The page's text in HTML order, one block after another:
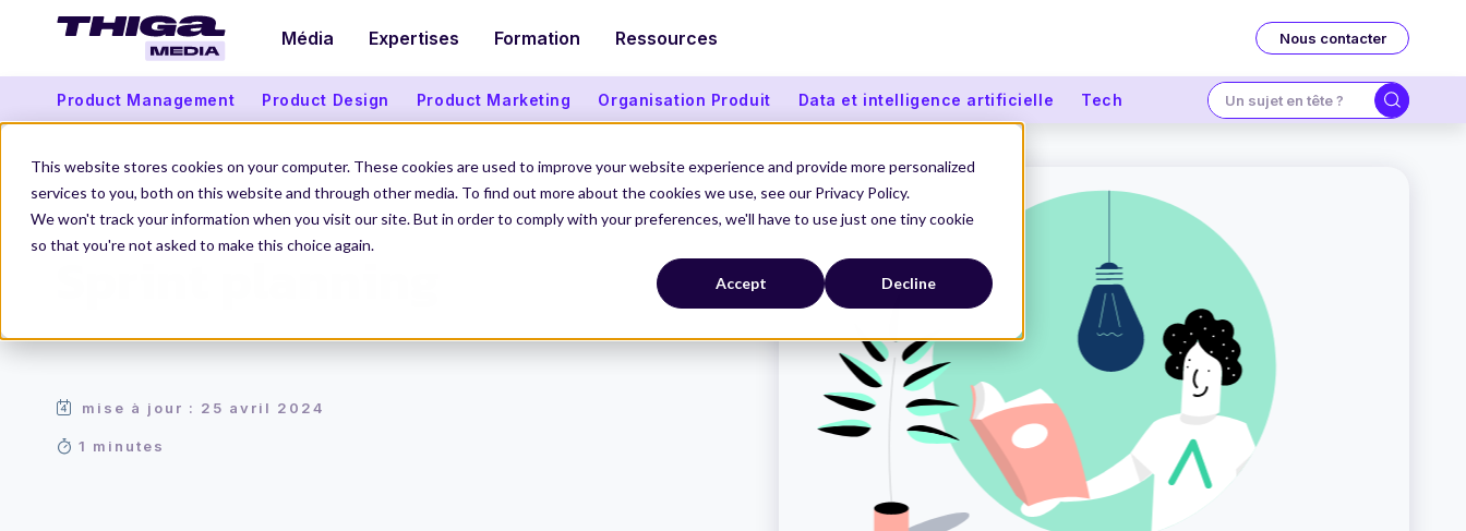
This website stores cookies on your computer. These cookies are used to improve your website experience and provide more personalized
services to you, both on this website and through other media. To find out more about the cookies we use, see our Privacy Policy.
We won't track your information when you visit our site. But in order to comply with your preferences, we'll have to use just one tiny cookie
so that you're not asked to make this choice again.
Accept Decline
Média Expertises Formation Ressources Nous contacter
Product Management Product Design Product Marketing Organisation Produit Data et intelligence artificielle Tech
Thiga Media Le Dico du Produit Sprint planning
Sprint planning
mise à jour : 25 avril 2024
1 minutes